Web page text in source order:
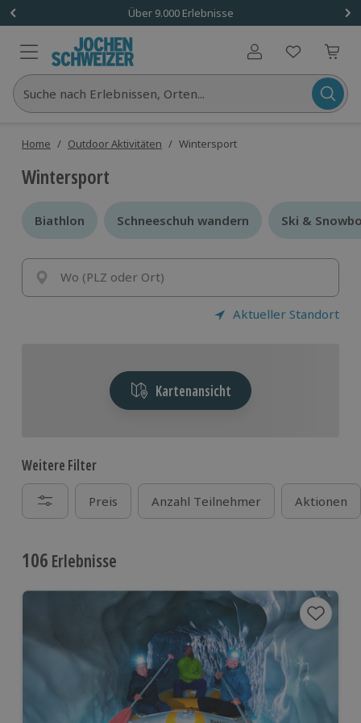
Über 9.000 Erlebnisse
Benutzerkonto
Suche nach Erlebnissen, Orten...
Home / Outdoor Aktivitäten / Wintersport
Wintersport
Biathlon
Biathlon Schneeschuh wandern
Schneeschuh wandern Ski &
Ski &
Wo (PLZ oder Ort)
Aktueller Standort
Kartenansicht
Weitere Filter
Preis Anzahl Teilnehmer Aktionen
106 Erlebnisse